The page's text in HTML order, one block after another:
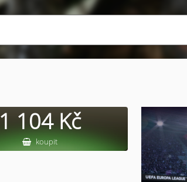
1 104 Kč
koupit